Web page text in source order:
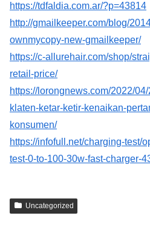
https://tdfaldia.com.ar/?p=43814
http://gmailkeeper.com/blog/
ownmycopy-new-gmailkeeper/
https://c-allurehair.com/shop/
retail-price/
https://lorongnews.com/2022/
klaten-ketar-ketir-kenaikan-
konsumen/
https://infofull.net/charging-test/
test-0-to-100-30w-fast-charger-
Uncategorized